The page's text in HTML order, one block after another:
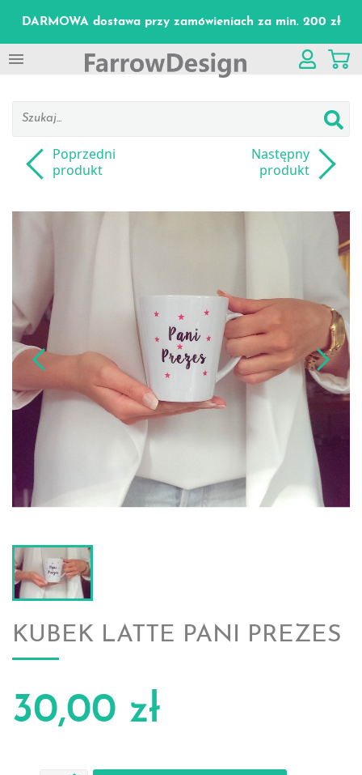
DARMOWA dostawa przy zamówieniach za min. 200 zł

KUBEK LATTE PANI PREZES
30,00 zł
Poprzedni
produkt
Następny
produkt